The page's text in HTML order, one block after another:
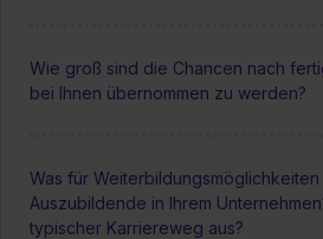
Wie groß sind die Chancen nach
bei Ihnen übernommen zu werden?
Was für
Auszubildende in Ihrem
typischer Karriereweg aus?